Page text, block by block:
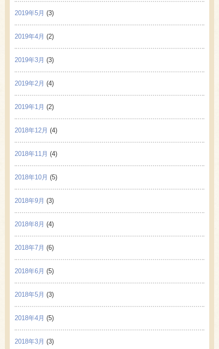
2019年5月 (3)
2019年4月 (2)
2019年3月 (3)
2019年2月 (4)
2019年1月 (2)
2018年12月 (4)
2018年11月 (4)
2018年10月 (5)
2018年9月 (3)
2018年8月 (4)
2018年7月 (6)
2018年6月 (5)
2018年5月 (3)
2018年4月 (5)
2018年3月 (3)